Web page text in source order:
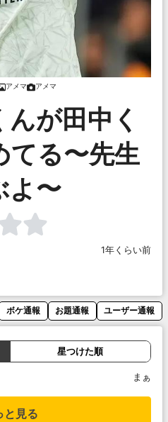
アメマ アメマ
が田中く
てる〜先生
よ〜
1年くらい前
ボケ通報 お題通報 ユーザー通報
星つけた順
まぁ
と見る